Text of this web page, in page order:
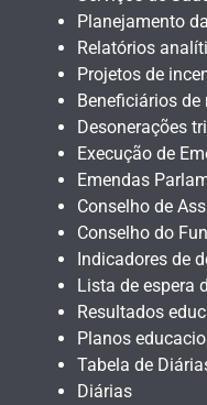
Planejamento
Relatórios
Projetos de
Beneficiários
Desonerações
Execução de
Emendas
Conselho de
Conselho do
Indicadores de
Lista de espera
Resultados
Planos
Tabela de
Diárias